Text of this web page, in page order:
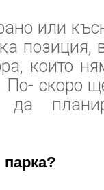
или
които
По- скоро
да